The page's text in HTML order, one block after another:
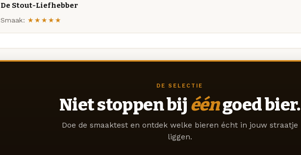
De Stout-Liefhebber
Smaak: ★★★★★
DE SELECTIE
Niet stoppen bij ééngoed bier.
Doe de smaaktest en ontdek welke bieren écht in jouw straatje
liggen.